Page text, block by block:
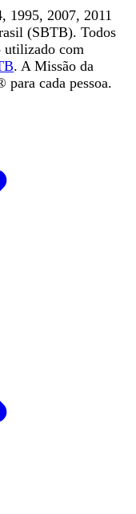
2007, 2011
(SBTB). Todos
utilizado com
. A Missão da
cada pessoa.